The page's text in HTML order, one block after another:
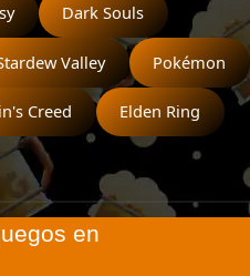
Dark Souls
Valley Pokémon
Creed Elden Ring
en